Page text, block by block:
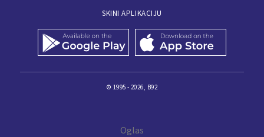
SKINI APLIKACIJU
© 1995 - 2026, B92